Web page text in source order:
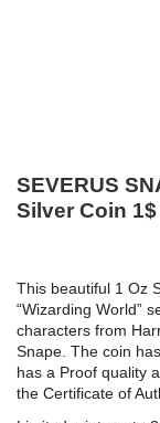
SEVERUS
Silver Coin
This beautiful 1 Oz
“Wizarding World”
characters from
Snape. The coin
has a Proof quality
the Certificate of